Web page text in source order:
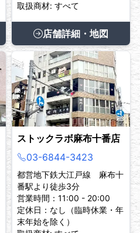
取扱商材: すべて
店舗詳細・地図
ストックラボ麻布十番店
03-6844-3423
都営地下鉄大江戸線 麻布十
番駅より徒歩3分
営業時間：11:00 - 20:00
定休日：なし（臨時休業・年
末年始を除く）